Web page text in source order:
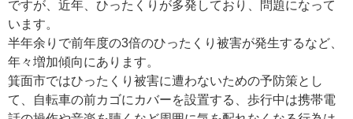
ですが、近年、ひったくりが多発しており、問題になって
います。
半年余りで前年度の3倍のひったくり被害が発生するなど、
年々増加傾向にあります。
箕面市ではひったくり被害に遭わないための予防策とし
て、自転車の前カゴにカバーを設置する、歩行中は携帯電